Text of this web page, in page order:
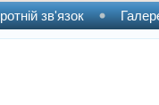
зв'язок